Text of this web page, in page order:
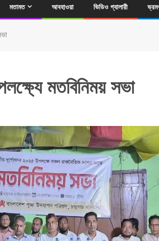
মতামত আবহাওয়া ভিডিও গ্যালারী
মতবিনিময় সভা